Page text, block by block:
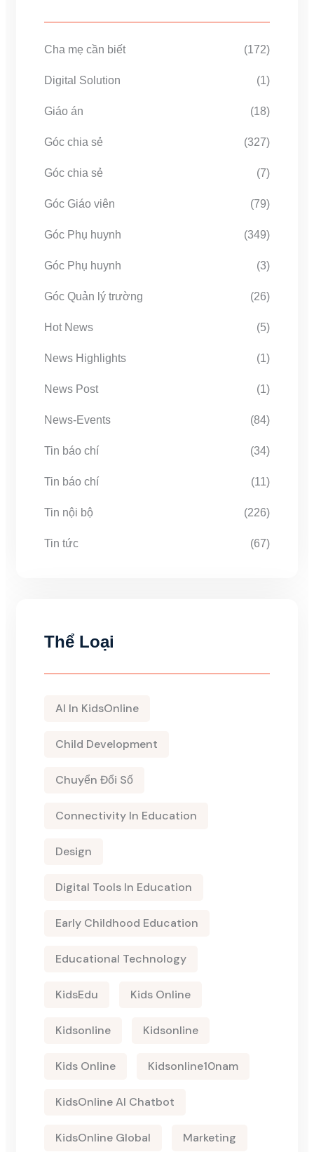
Cha mẹ cần biết (172)
Digital Solution (1)
Giáo án (18)
Góc chia sẻ (327)
Góc chia sẻ (7)
Góc Giáo viên (79)
Góc Phụ huynh (349)
Góc Phụ huynh (3)
Góc Quản lý trường (26)
Hot News (5)
News Highlights (1)
News Post (1)
News-Events (84)
Tin báo chí (34)
Tin báo chí (11)
Tin nội bộ (226)
Tin tức (67)
Thể Loại
AI In KidsOnline
Child Development
Chuyển Đổi Số
Connectivity In Education
Design
Digital Tools In Education
Early Childhood Education
Educational Technology
KidsEdu Kids Online
Kidsonline Kidsonline
Kids Online Kidsonline10nam
KidsOnline AI Chatbot
KidsOnline Global Marketing